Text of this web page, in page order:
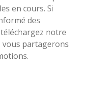
en cours. Si
des
notre
vous partagerons